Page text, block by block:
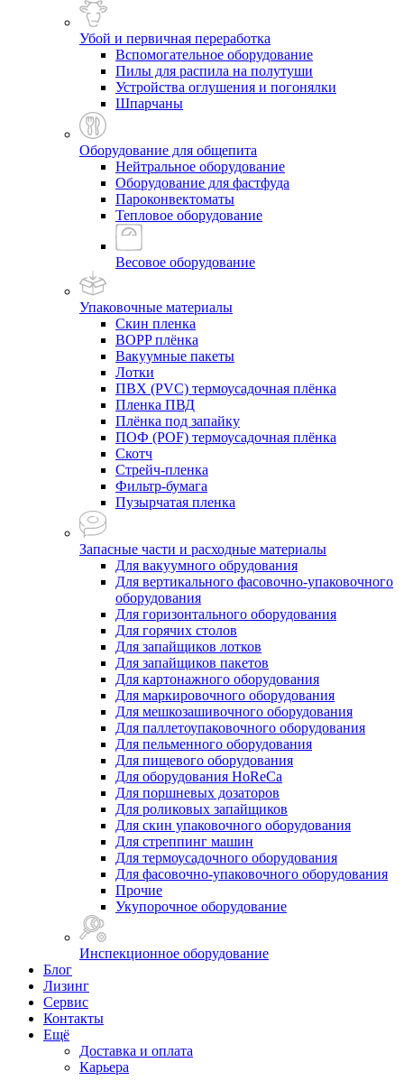
Убой и первичная переработка
Вспомогательное оборудование
Пилы для распила на полутуши
Устройства оглушения и погонялки
Шпарчаны
Оборудование для общепита
Нейтральное оборудование
Оборудование для фастфуда
Пароконвектоматы
Тепловое оборудование
Весовое оборудование
Упаковочные материалы
Скин пленка
BOPP плёнка
Вакуумные пакеты
Лотки
ПВХ (PVC) термоусадочная плёнка
Пленка ПВД
Плёнка под запайку
ПОФ (POF) термоусадочная плёнка
Скотч
Стрейч-пленка
Фильтр-бумага
Пузырчатая пленка
Запасные части и расходные материалы
Для вакуумного обрудования
Для вертикального фасовочно-упаковочного
оборудования
Для горизонтального оборудования
Для горячих столов
Для запайщиков лотков
Для запайщиков пакетов
Для картонажного оборудования
Для маркировочного оборудования
Для мешкозашивочного оборудования
Для паллетоупаковочного оборудования
Для пельменного оборудования
Для пищевого оборудования
Для оборудования HoReCa
Для поршневых дозаторов
Для роликовых запайщиков
Для скин упаковочного оборудования
Для стреппинг машин
Для термоусадочного оборудования
Для фасовочно-упаковочного оборудования
Прочие
Укупорочное оборудование
Инспекционное оборудование
Блог
Лизинг
Сервис
Контакты
Ещё
Доставка и оплата
Карьера